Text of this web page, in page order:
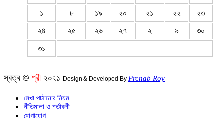
১ ৮ ১৯ ২০ ২১ ২২ ২৩
২৪ ২৫ ২৬ ২৭ ২ ৯ ৩০
৩১
স্বত্ব ©শ্রী ২০২১ Design & Developed By Pronab Roy
লেখা পাঠানোর নিয়ম
নীতিমালা ও শর্তাবলী
যোগাযোগ